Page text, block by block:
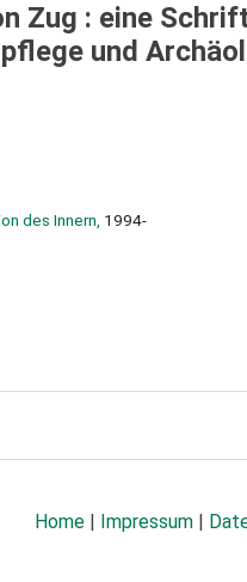
Zug : eine
und
des Innern, 1994-
Home | Impressum |